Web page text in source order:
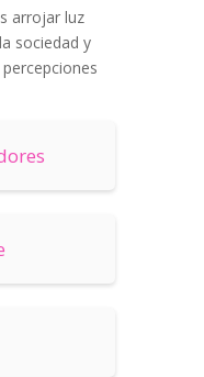
arrojar luz
sociedad y